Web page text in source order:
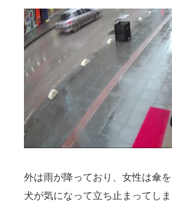
外は雨が降っており、女性は傘
犬が気になって立ち止まってしま